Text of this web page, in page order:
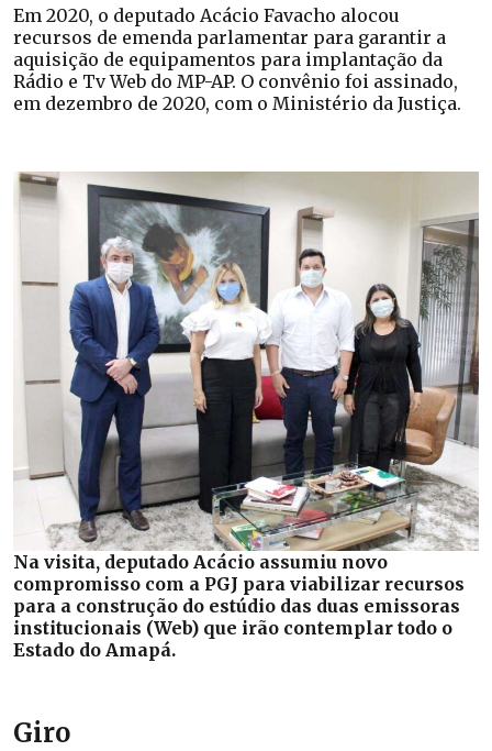
Em 2020, o deputado Acácio Favacho alocou
recursos de emenda parlamentar para garantir a
aquisição de equipamentos para implantação da
Rádio e Tv Web do MP-AP. O convênio foi assinado,
em dezembro de 2020, com o Ministério da Justiça.
Na visita, deputado Acácio assumiu novo
compromisso com a PGJ para viabilizar recursos
para a construção do estúdio das duas emissoras
institucionais (Web) que irão contemplar todo o
Estado do Amapá.
Giro